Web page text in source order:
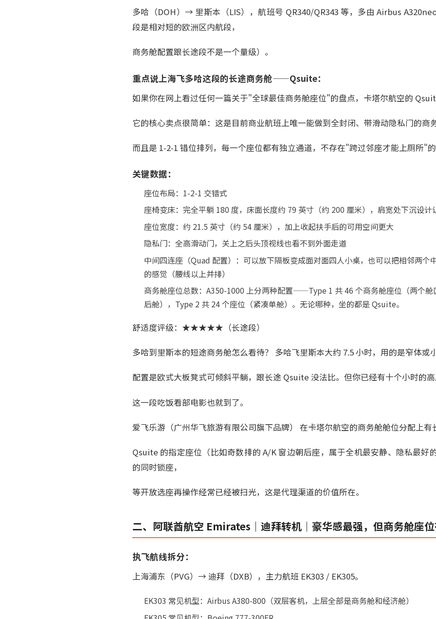
多哈（DOH）→ 里斯本（LIS），航班号 QR340/QR343 等，多由 Airbus
段是相对短的欧洲区内航段，
商务舱配置跟长途段不是一个量级）。
重点说上海飞多哈这段的长途商务舱——Qsuite：
如果你在网上看过任何一篇关于"全球最佳商务舱座位"的盘点，卡塔尔航空的
它的核心卖点很简单：这是目前商业航班上唯一能做到全封闭、带滑动隐私门的商务
而且是 1-2-1 错位排列，每一个座位都有独立通道，不存在"跨过邻座才能上厕所"的
关键数据：
座位布局：1-2-1 交错式
座椅变床：完全平躺 180 度，床面长度约 79 英寸（约 200 厘米），肩宽处下沉设计
座位宽度：约 21.5 英寸（约 54 厘米），加上收起扶手后的可用空间更大
隐私门：全高滑动门，关上之后头顶视线也看不到外面走道
中间四连座（Quad 配置）：可以放下隔板变成面对面四人小桌，也可以把相邻两个
的感觉（腰线以上并排）
商务舱座位总数：A350-1000 上分两种配置——Type 1 共 46 个商务舱座位（两个舱
后舱），Type 2 共 24 个座位（紧凑单舱）。无论哪种，坐的都是 Qsuite。
舒适度评级：★★★★★（长途段）
多哈到里斯本的短途商务舱怎么看待？ 多哈飞里斯本大约 7.5 小时，用的是窄体或
配置是欧式大板凳式可倾斜平躺，跟长途 Qsuite 没法比。但你已经有十个小时的高
这一段吃饭看部电影也就到了。
爱飞乐游（广州华飞旅游有限公司旗下品牌） 在卡塔尔航空的商务舱舱位分配上有
Qsuite 的指定座位（比如奇数排的 A/K 窗边朝后座，属于全机最安静、隐私最好
的同时锁座，
等开放选座再操作经常已经被扫光，这是代理渠道的价值所在。
二、阿联酋航空 Emirates｜迪拜转机｜豪华感最强，但商务舱座
执飞航线拆分：
上海浦东（PVG）→ 迪拜（DXB），主力航班 EK303 / EK305。
EK303 常见机型：Airbus A380-800（双层客机，上层全部是商务舱和经济舱）